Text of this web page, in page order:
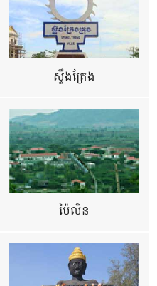
ស្ទឹងត្រែង
ប៉ៃលិន